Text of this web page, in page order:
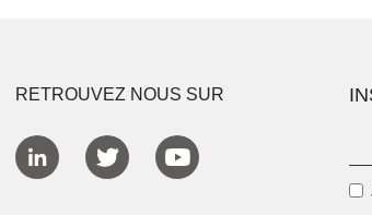
RETROUVEZ NOUS SUR